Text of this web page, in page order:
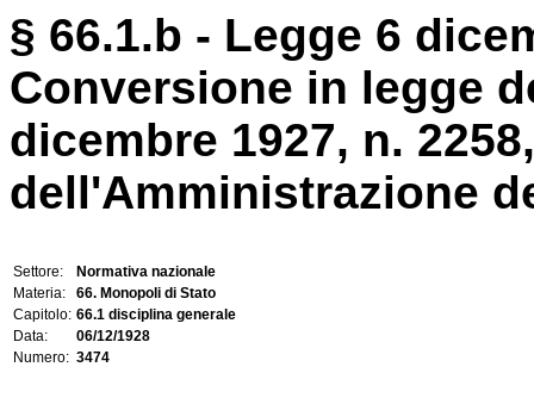
§ 66.1.b - Legge 6
Conversione in legge
dicembre 1927, n.
dell'Amministrazione
Settore:
Normativa nazionale
Materia:
66. Monopoli di Stato
Capitolo: 66.1 disciplina generale
Data:
06/12/1928
Numero: 3474